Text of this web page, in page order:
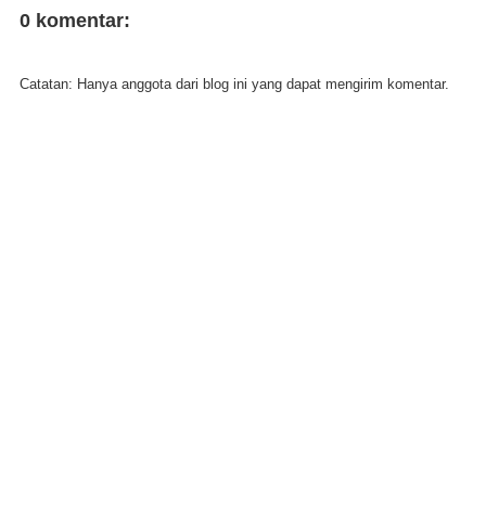
0 komentar:
Catatan: Hanya anggota dari blog ini yang dapat mengirim komentar.